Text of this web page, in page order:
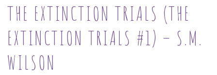
THE EXTINCTION TRIALS (THE
EXTINCTION TRIALS #1) – S.M.
WILSON